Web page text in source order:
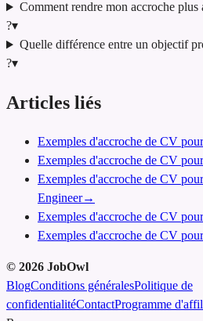
Comment rendre mon accroche
?▾
Quelle différence entre un objectif
?▾
Articles liés
Exemples d'accroche de CV
Exemples d'accroche de CV
Exemples d'accroche de CV
Engineer→
Exemples d'accroche de CV
Exemples d'accroche de CV
© 2026 JobOwl
BlogConditions généralesPolitique de
confidentialitéContactProgramme